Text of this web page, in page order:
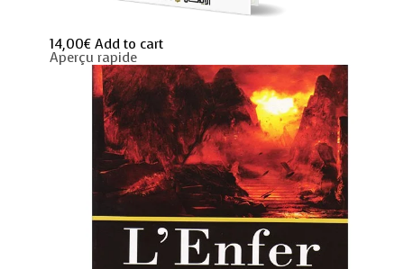
14,00€ Add to cart
Aperçu rapide